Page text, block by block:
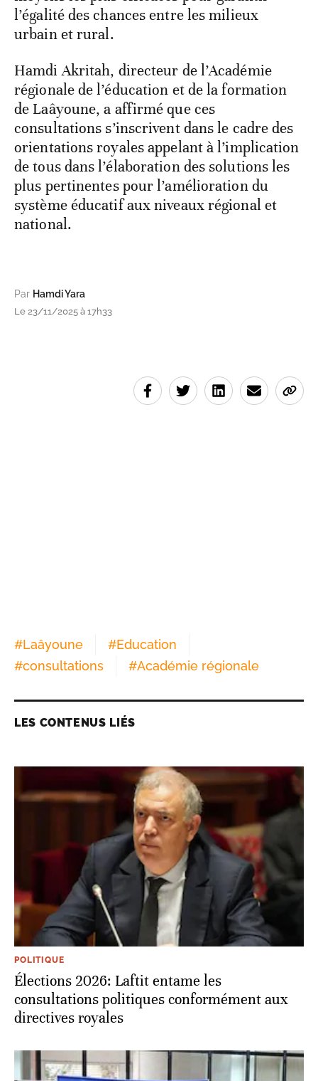
l’égalité des chances entre les milieux
urbain et rural.
Hamdi Akritah, directeur de l’Académie
régionale de l’éducation et de la formation
de Laâyoune, a affirmé que ces
consultations s’inscrivent dans le cadre des
orientations royales appelant à l’implication
de tous dans l’élaboration des solutions les
plus pertinentes pour l’amélioration du
système éducatif aux niveaux régional et
national.
Par Hamdi Yara
Le 23/11/2025 à 17h33
#Laâyoune #Education
#consultations #Académie régionale
LES CONTENUS LIÉS
POLITIQUE
Élections 2026: Laftit entame les
consultations politiques conformément aux
directives royales